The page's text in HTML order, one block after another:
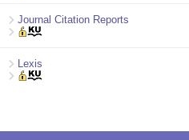
Journal Citation Reports
Lexis